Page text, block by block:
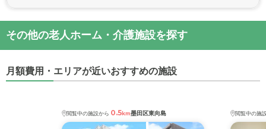
その他の老人ホーム・介護施設を探す
月額費用・エリアが近いおすすめの施設
閲覧中の施設から 0.5km墨田区東向島 閲覧中の施